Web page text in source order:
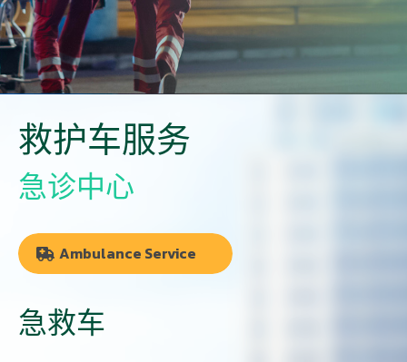
救护车服务
急诊中心
Ambulance Service
急救车